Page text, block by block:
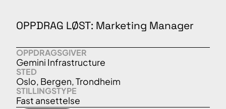
OPPDRAG LØST: Marketing Manager
OPPDRAGSGIVER
Gemini Infrastructure
STED
Oslo, Bergen, Trondheim
STILLINGSTYPE
Fast ansettelse